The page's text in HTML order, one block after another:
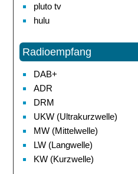
pluto tv
hulu
Radioempfang
DAB+
ADR
DRM
UKW (Ultrakurzwelle)
MW (Mittelwelle)
LW (Langwelle)
KW (Kurzwelle)